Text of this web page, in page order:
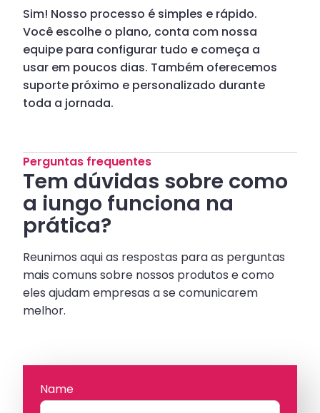
Perguntas frequentes
Tem dúvidas sobre como
a iungo funciona na
prática?
Reunimos aqui as respostas para as perguntas
mais comuns sobre nossos produtos e como
eles ajudam empresas a se comunicarem
melhor.
Sim! Nosso processo é simples e rápido.
Você escolhe o plano, conta com nossa
equipe para configurar tudo e começa a
usar em poucos dias. Também oferecemos
suporte próximo e personalizado durante
toda a jornada.
Name